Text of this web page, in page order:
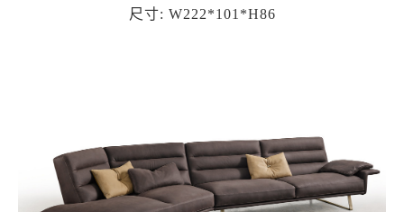
尺寸: W222*101*H86